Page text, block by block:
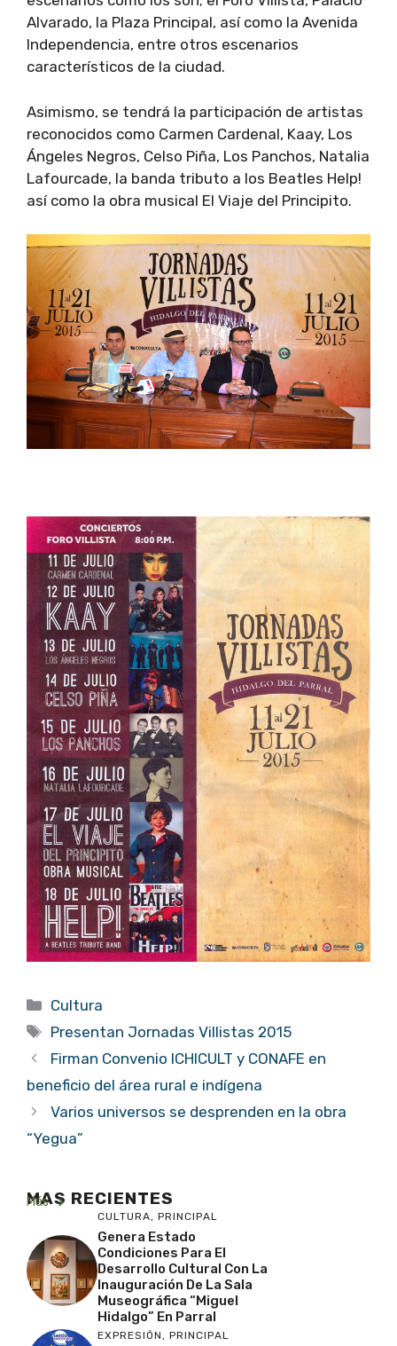
Alvarado, la Plaza Principal, así como la Avenida
Independencia, entre otros escenarios
característicos de la ciudad.
Asimismo, se tendrá la participación de artistas
reconocidos como Carmen Cardenal, Kaay, Los
Ángeles Negros, Celso Piña, Los Panchos, Natalia
Lafourcade, la banda tributo a los Beatles Help!
así como la obra musical El Viaje del Principito.
Categorías
Cultura
Etiquetas
Presentan Jornadas Villistas 2015
Firman Convenio ICHICULT y CONAFE en
beneficio del área rural e indígena
Varios universos se desprenden en la obra
“Yegua”
MAS RECIENTES
Más
CULTURA, PRINCIPAL
Genera Estado
Condiciones Para El
Desarrollo Cultural Con La
Inauguración De La Sala
Museográfica “Miguel
Hidalgo” En Parral
EXPRESIÓN , PRINCIPAL